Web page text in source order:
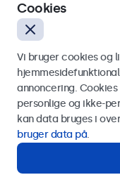
Herstedøstervej 27-
Dansk
Eller
Kontakt vores
Cookies
Vi bruger cookies og
annoncering. Cookies
personlige og ikke-
kan data bruges i
bruger data på.